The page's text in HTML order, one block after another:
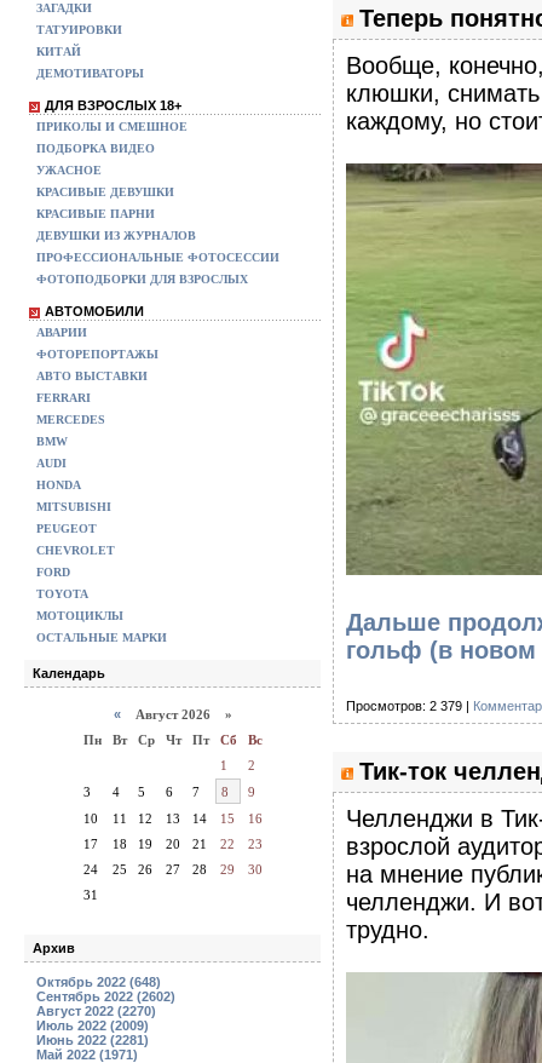
ЗАГАДКИ
ТАТУИРОВКИ
КИТАЙ
ДЕМОТИВАТОРЫ
ДЛЯ ВЗРОСЛЫХ 18+
ПРИКОЛЫ И СМЕШНОЕ
ПОДБОРКА ВИДЕО
УЖАСНОЕ
КРАСИВЫЕ ДЕВУШКИ
КРАСИВЫЕ ПАРНИ
ДЕВУШКИ ИЗ ЖУРНАЛОВ
ПРОФЕССИОНАЛЬНЫЕ ФОТОСЕССИИ
ФОТОПОДБОРКИ ДЛЯ ВЗРОСЛЫХ
АВТОМОБИЛИ
АВАРИИ
ФОТОРЕПОРТАЖЫ
АВТО ВЫСТАВКИ
FERRARI
MERCEDES
BMW
AUDI
HONDA
MITSUBISHI
PEUGEOT
CHEVROLET
FORD
TOYOTA
МОТОЦИКЛЫ
ОСТАЛЬНЫЕ МАРКИ
Календарь
« Август 2026 »
Пн
Вт Ср Чт Пт Сб
Вс
1
2
3
4 5 6 7 8
9
10
11 12 13 14 15
16
17
18 19 20 21 22
23
24
25 26 27 28 29
30
31
Архив
Октябрь 2022 (648)
Сентябрь 2022 (2602)
Август 2022 (2270)
Июль 2022 (2009)
Июнь 2022 (2281)
Май 2022 (1971)
Теперь
Вообще,
клюшки,
каждому, но
Дальше
гольф (в новом
Просмотров: 2 379 |
Тик-ток
Челленджи в
взрослой
на мнение
челленджи. И
трудно.